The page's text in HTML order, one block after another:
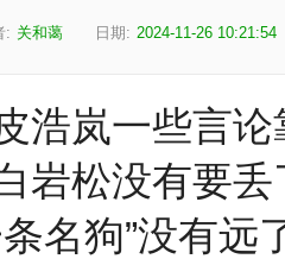
: 关和蔼 日期: 2024-11-26 10:21:54
浩岚一些言论
岩松没有要丢
名狗”没有远